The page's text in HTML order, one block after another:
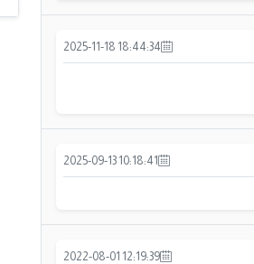
2025-11-18 18:44:34
2025-09-13 10:18:41
2022-08-01 12:19:39